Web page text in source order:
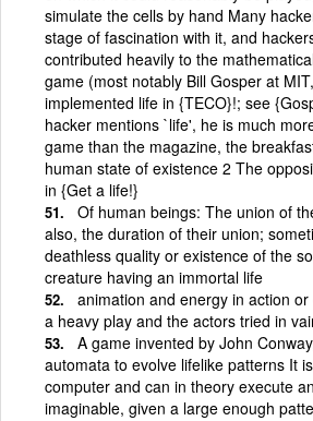
simulate the cells by hand Many
stage of fascination with it, and
contributed heavily to the
game (most notably Bill Gosper at
implemented life in {TECO}!; see
hacker mentions `life', he is much
game than the magazine, the
human state of existence 2 The
in {Get a life!}
Of human beings: The union of
also, the duration of their union;
deathless quality or existence of the
creature having an immortal life
animation and energy in action
a heavy play and the actors tried in
A game invented by John
automata to evolve lifelike patterns It
computer and can in theory execute
imaginable, given a large enough